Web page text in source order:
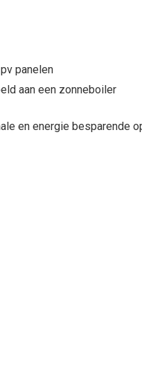
panelen
aan een zonneboiler
en energie besparende